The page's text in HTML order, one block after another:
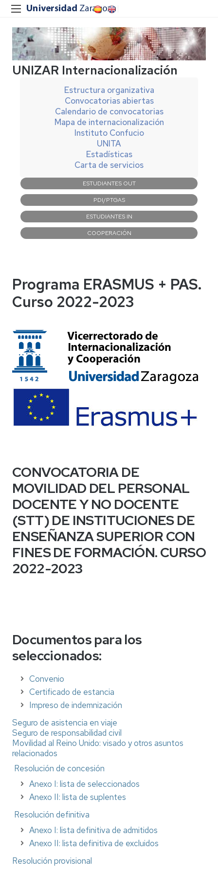
UNIZAR Internacionalización
Estructura organizativa
Convocatorias abiertas
Calendario de convocatorias
Mapa de internacionalización
Instituto Confucio
UNITA
Estadísticas
Carta de servicios
Navegación
principal
ESTUDIANTES OUT
PDI/PTGAS
ESTUDIANTES IN
COOPERACIÓN
Programa ERASMUS + PAS.
Curso 2022-2023
CONVOCATORIA DE
MOVILIDAD DEL PERSONAL
DOCENTE Y NO DOCENTE
(STT) DE INSTITUCIONES DE
ENSEÑANZA SUPERIOR CON
FINES DE FORMACIÓN. CURSO
2022-2023
Documentos para los
seleccionados:
Convenio
Certificado de estancia
Impreso de indemnización
Seguro de asistencia en viaje
Seguro de responsabilidad civil
Movilidad al Reino Unido: visado y otros asuntos
relacionados
Resolución de concesión
Anexo I: lista de seleccionados
Anexo II: lista de suplentes
Resolución definitiva
Anexo I: lista definitiva de admitidos
Anexo II: lista definitiva de excluidos
Resolución provisional